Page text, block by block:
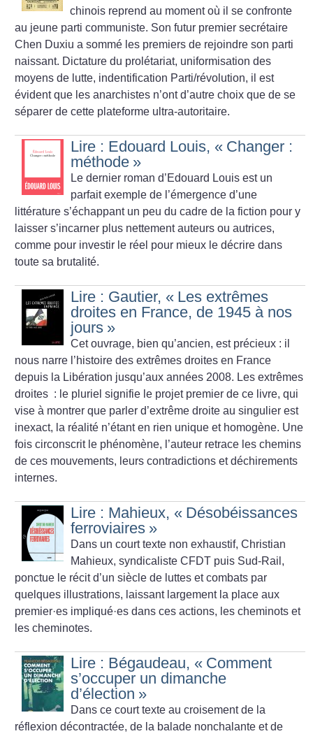
chinois reprend au moment où il se confronte
au jeune parti communiste. Son futur premier secrétaire
Chen Duxiu a sommé les premiers de rejoindre son parti
naissant. Dictature du prolétariat, uniformisation des
moyens de lutte, indentification Parti/révolution, il est
évident que les anarchistes n’ont d’autre choix que de se
séparer de cette plateforme ultra-autoritaire.
Lire : Edouard Louis, « Changer :
méthode »
Le dernier roman d’Edouard Louis est un
parfait exemple de l’émergence d’une
littérature s’échappant un peu du cadre de la fiction pour y
laisser s’incarner plus nettement auteurs ou autrices,
comme pour investir le réel pour mieux le décrire dans
toute sa brutalité.
Lire : Gautier, « Les extrêmes
droites en France, de 1945 à nos
jours »
Cet ouvrage, bien qu’ancien, est précieux : il
nous narre l’histoire des extrêmes droites en France
depuis la Libération jusqu’aux années 2008. Les extrêmes
droites : le pluriel signifie le projet premier de ce livre, qui
vise à montrer que parler d’extrême droite au singulier est
inexact, la réalité n’étant en rien unique et homogène. Une
fois circonscrit le phénomène, l’auteur retrace les chemins
de ces mouvements, leurs contradictions et déchirements
internes.
Lire : Mahieux, « Désobéissances
ferroviaires »
Dans un court texte non exhaustif, Christian
Mahieux, syndicaliste CFDT puis Sud-Rail,
ponctue le récit d’un siècle de luttes et combats par
quelques illustrations, laissant largement la place aux
premier·es impliqué·es dans ces actions, les cheminots et
les cheminotes.
Lire : Bégaudeau, « Comment
s’occuper un dimanche
d’élection »
Dans ce court texte au croisement de la
réflexion décontractée, de la balade nonchalante et de